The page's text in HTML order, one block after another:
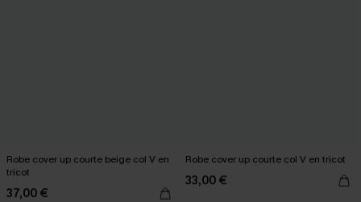
Robe cover up courte beige col V en
tricot
37,00 €
Robe cover up courte col V en tricot
33,00 €